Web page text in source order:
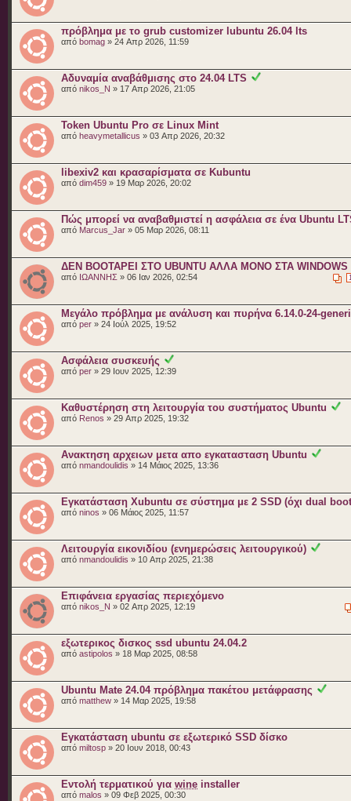
πρόβλημα με το grub customizer lubuntu 26.04 lts
από bomag » 24 Απρ 2026, 11:59
Αδυναμία αναβάθμισης στο 24.04 LTS
από nikos_N » 17 Απρ 2026, 21:05
Token Ubuntu Pro σε Linux Mint
από heavymetallicus » 03 Απρ 2026, 20:32
libexiv2 και κρασαρίσματα σε Kubuntu
από dim459 » 19 Μαρ 2026, 20:02
Πώς μπορεί να αναβαθμιστεί η ασφάλεια σε ένα Ubuntu
από Marcus_Jar » 05 Μαρ 2026, 08:11
ΔΕΝ BOOTAΡΕΙ ΣΤΟ UBUNTU ΑΛΛΑ ΜΟΝΟ ΣΤΑ WINDOWS
από ΙΩΑΝΝΗΣ » 06 Ιαν 2026, 02:54
Μεγάλο πρόβλημα με ανάλυση και πυρήνα 6.14.0-24-
από per » 24 Ιούλ 2025, 19:52
Ασφάλεια συσκευής
από per » 29 Ιουν 2025, 12:39
Καθυστέρηση στη λειτουργία του συστήματος Ubuntu
από Renos » 29 Απρ 2025, 19:32
Ανακτηση αρχειων μετα απο εγκατασταση Ubuntu
από nmandoulidis » 14 Μάιος 2025, 13:36
Εγκατάσταση Xubuntu σε σύστημα με 2 SSD (όχι dual
από ninos » 06 Μάιος 2025, 11:57
Λειτουργία εικονιδίου (ενημερώσεις λειτουργικού)
από nmandoulidis » 10 Απρ 2025, 21:38
Επιφάνεια εργασίας περιεχόμενο
από nikos_N » 02 Απρ 2025, 12:19
εξωτερικος δισκος ssd ubuntu 24.04.2
από astipolos » 18 Μαρ 2025, 08:58
Ubuntu Mate 24.04 πρόβλημα πακέτου μετάφρασης
από matthew » 14 Μαρ 2025, 19:58
Εγκατάσταση ubuntu σε εξωτερικό SSD δίσκο
από miltosp » 20 Ιουν 2018, 00:43
Εντολή τερματικού για wine installer
από malos » 09 Φεβ 2025, 00:30